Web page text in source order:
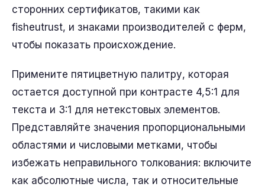
сторонних сертификатов, такими как
fisheutrust, и знаками производителей с ферм,
чтобы показать происхождение.
Примените пятицветную палитру, которая
остается доступной при контрасте 4,5:1 для
текста и 3:1 для нетекстовых элементов.
Представляйте значения пропорциональными
областями и числовыми метками, чтобы
избежать неправильного толкования: включите
как абсолютные числа, так и относительные